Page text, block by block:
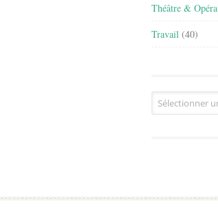
Théâtre & Opéra
Travail (40)
Archives